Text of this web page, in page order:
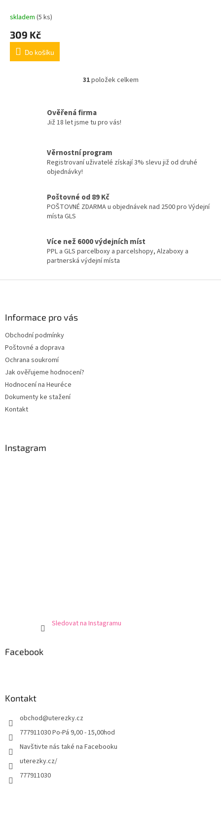
skladem (5 ks)
309 Kč
Do košíku
O
d
í
p
v
s
u
31položek celkem
Ověřená firma
Již 18 let jsme tu pro vás!
Věrnostní program
Registrovaní uživatelé získají 3% slevu již od druhé
objednávky!
Poštovné od 89 Kč
POŠTOVNÉ ZDARMA u objednávek nad 2500 pro Výdejní
místa GLS
Více než 6000 výdejních míst
PPL a GLS parcelboxy a parcelshopy, Alzaboxy a
partnerská výdejní místa
Informace pro vás
Obchodní podmínky
Poštovné a doprava
Ochrana soukromí
Jak ověřujeme hodnocení?
Hodnocení na Heuréce
Dokumenty ke stažení
Kontakt
Instagram
Sledovat na Instagramu
Facebook
Kontakt
obchod@uterezky.cz
777911030 Po-Pá 9,00 - 15,00hod
Navštivte nás také na Facebooku
uterezky.cz/
777911030